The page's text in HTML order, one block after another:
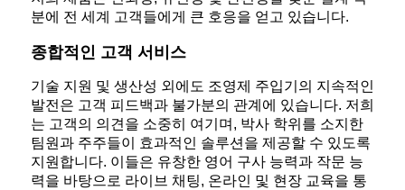
분에 전 세계 고객들에게 큰 호응을 얻고 있습니다.
종합적인 고객 서비스
기술 지원 및 생산성 외에도 조영제 주입기의 지속적인
발전은 고객 피드백과 불가분의 관계에 있습니다. 저희
는 고객의 의견을 소중히 여기며, 박사 학위를 소지한
팀원과 주주들이 효과적인 솔루션을 제공할 수 있도록
지원합니다. 이들은 유창한 영어 구사 능력과 작문 능
력을 바탕으로 라이브 채팅, 온라인 및 현장 교육을 통